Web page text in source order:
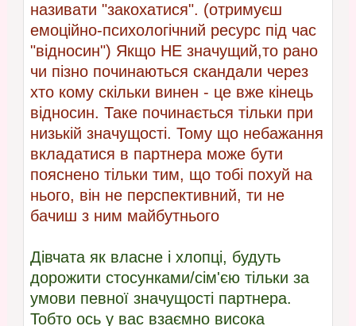
називати "закохатися". (отримуєш
емоційно-психологічний ресурс під час
"відносин") Якщо НЕ значущий,то рано
чи пізно починаються скандали через
хто кому скільки винен - це вже кінець
відносин. Таке починається тільки при
низькій значущості. Тому що небажання
вкладатися в партнера може бути
пояснено тільки тим, що тобі похуй на
нього, він не перспективний, ти не
бачиш з ним майбутнього
Дівчата як власне і хлопці, будуть
дорожити стосунками/сім'єю тільки за
умови певної значущості партнера.
Тобто ось у вас взаємно висока